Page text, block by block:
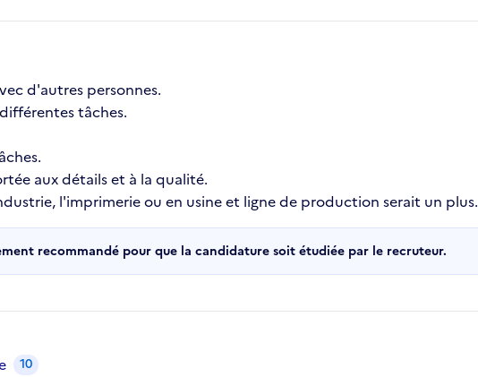
d'autres personnes.
tâches.
aux détails et à la qualité.
l'imprimerie ou en usine et ligne de production serait un plus.
recommandé pour que la candidature soit étudiée par le recruteur.
10